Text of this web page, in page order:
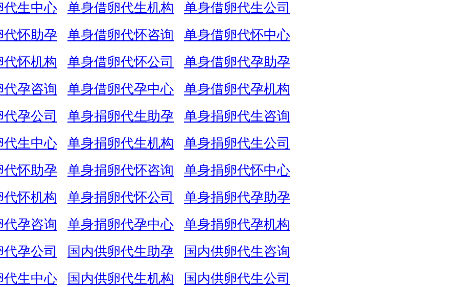
代生中心
单身借卵代生机构
单身借卵代生公司
代怀助孕
单身借卵代怀咨询
单身借卵代怀中心
怀机构
单身借卵代怀公司
单身借卵代孕助孕
孕咨询
单身借卵代孕中心
单身借卵代孕机构
孕公司
单身捐卵代生助孕
单身捐卵代生咨询
代生中心
单身捐卵代生机构
单身捐卵代生公司
代怀助孕
单身捐卵代怀咨询
单身捐卵代怀中心
怀机构
单身捐卵代怀公司
单身捐卵代孕助孕
孕咨询
单身捐卵代孕中心
单身捐卵代孕机构
孕公司
国内供卵代生助孕
国内供卵代生咨询
代生中心
国内供卵代生机构
国内供卵代生公司